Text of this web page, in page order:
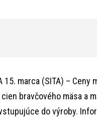
15. marca (SITA) –
bravčového mäsa a
do výroby.